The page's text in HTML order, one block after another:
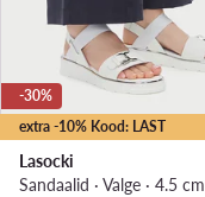
extra -10% Kood: LAST
-30%
Lasocki
Sandaalid · Valge · 4.5 cm